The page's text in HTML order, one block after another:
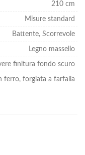
210 cm
Misure standard
Battente, Scorrevole
Legno massello
finitura fondo scuro
ferro, forgiata a farfalla